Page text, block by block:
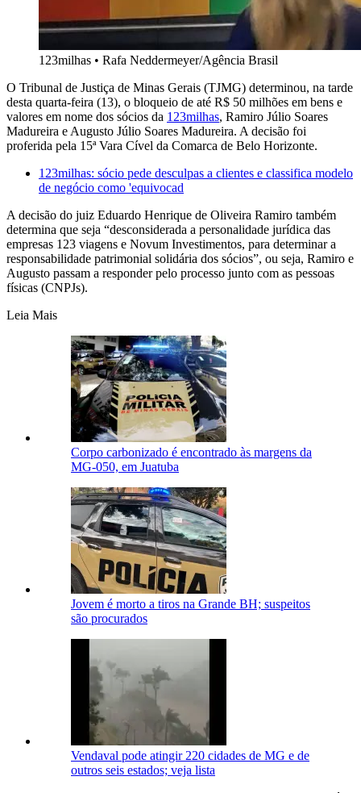
123milhas • Rafa Neddermeyer/Agência Brasil
O Tribunal de Justiça de Minas Gerais (TJMG) determinou, na tarde
desta quarta-feira (13), o bloqueio de até R$ 50 milhões em bens e
valores em nome dos sócios da 123milhas, Ramiro Júlio Soares
Madureira e Augusto Júlio Soares Madureira. A decisão foi
proferida pela 15ª Vara Cível da Comarca de Belo Horizonte.
123milhas: sócio pede desculpas a clientes e classifica modelo
de negócio como 'equivocad
A decisão do juiz Eduardo Henrique de Oliveira Ramiro também
determina que seja “desconsiderada a personalidade jurídica das
empresas 123 viagens e Novum Investimentos, para determinar a
responsabilidade patrimonial solidária dos sócios”, ou seja, Ramiro e
Augusto passam a responder pelo processo junto com as pessoas
físicas (CNPJs).
Leia Mais
Corpo carbonizado é encontrado às margens da
MG-050, em Juatuba
Jovem é morto a tiros na Grande BH; suspeitos
são procurados
Vendaval pode atingir 220 cidades de MG e de
outros seis estados; veja lista